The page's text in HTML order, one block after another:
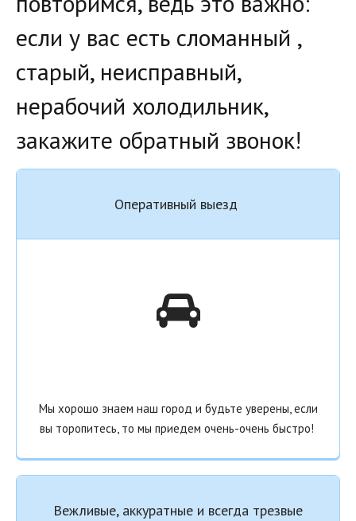
если у вас есть сломанный ,
старый, неисправный,
нерабочий холодильник,
закажите обратный звонок!
Оперативный выезд
Мы хорошо знаем наш город и будьте уверены, если
вы торопитесь, то мы приедем очень-очень быстро!
Вежливые, аккуратные и всегда трезвые